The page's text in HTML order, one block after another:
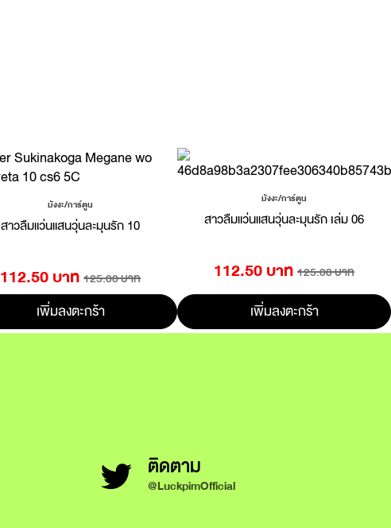
มังงะ/การ์ตูน
สาวลืมแว่นแสนวุ่นละมุนรัก 10
112.50 บาท 125.00 บาท
เพิ่มลงตะกร้า
มังงะ/การ์ตูน
สาวลืมแว่นแสนวุ่นละมุนรัก เล่ม 06
112.50 บาท 125.00 บาท
เพิ่มลงตะกร้า
ติดตาม
@LuckpimOfficial